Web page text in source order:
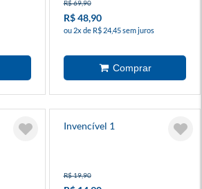
R$ 69,90
R$ 48,90
ou 2x de R$ 24,45 sem juros
Invencível 1
R$ 19,90